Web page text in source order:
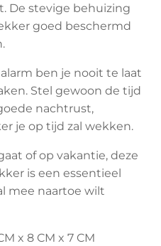
De stevige behuizing
goed beschermd
ben je nooit te laat
Stel gewoon de tijd
nachtrust,
je op tijd zal wekken.
of op vakantie, deze
is een essentieel
mee naartoe wilt
x 8 CM x 7 CM